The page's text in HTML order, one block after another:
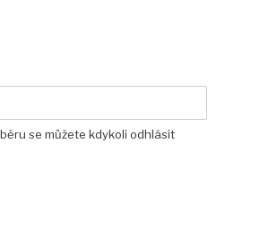
se můžete kdykoli odhlásit